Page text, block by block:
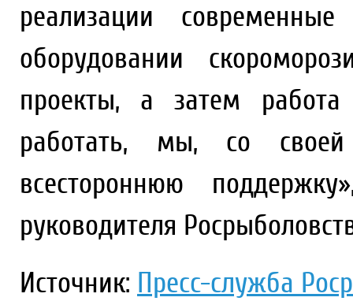
реализации
оборудовании
проекты, а затем работа
работать, мы, со своей
всестороннюю
руководителя
Источник: Пресс-служба